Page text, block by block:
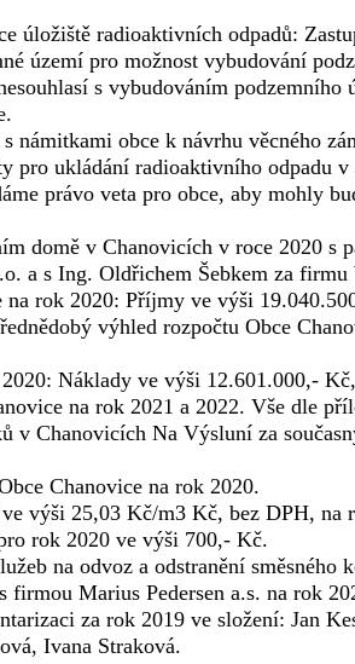
úložiště radioaktivních odpadů:
území pro možnost vybudování
s vybudováním podzemního
námitkami obce k návrhu věcného
ukládání radioaktivního odpadu v
právo veta pro obce, aby mohly
domě v Chanovicích v roce 2020 s
a s Ing. Oldřichem Šebkem za
na rok 2020: Příjmy ve výši
výhled rozpočtu Obce
Náklady ve výši 12.601.000,-
na rok 2021 a 2022. Vše dle
v Chanovicích Na Výsluní za
Chanovice na rok 2020.
výši 25,03 Kč/m3 Kč, bez DPH, na
rok 2020 ve výši 700,- Kč.
na odvoz a odstranění směsného
firmou Marius Pedersen a.s. na rok
za rok 2019 ve složení: Jan
Ivana Straková.